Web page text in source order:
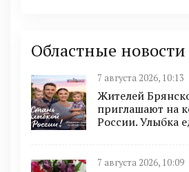
Областные новости
7 августа 2026, 10:13
Жителей
приглашают на
России. Улыбка
7 августа 2026, 10:09